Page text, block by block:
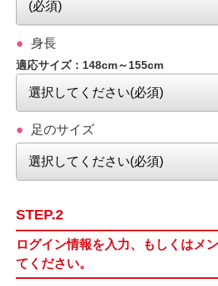
身長
適応サイズ：148cm～155cm
足のサイズ
STEP.2
ログイン情報を入力、もしくはメ
てください。